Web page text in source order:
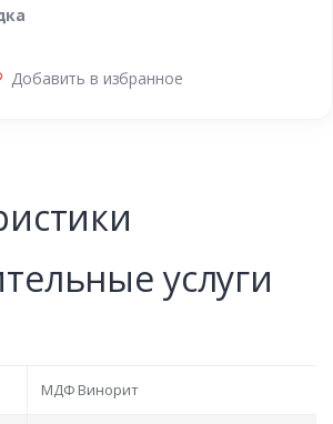
Добавить в избранное
услуги
МДФ Винорит